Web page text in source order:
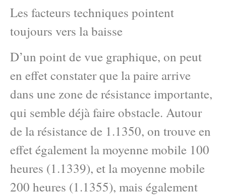
Les facteurs techniques pointent
toujours vers la baisse
D’un point de vue graphique, on peut
en effet constater que la paire arrive
dans une zone de résistance importante,
qui semble déjà faire obstacle. Autour
de la résistance de 1.1350, on trouve en
effet également la moyenne mobile 100
heures (1.1339), et la moyenne mobile
200 heures (1.1355), mais également